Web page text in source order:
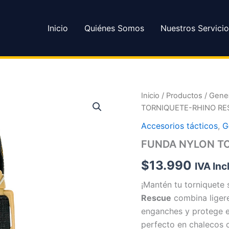
Inicio Quiénes Somos Nuestros
Inicio / Productos /
TORNIQUETE-RHINO
Accesorios tácticos,
FUNDA NYLON
$13.990 IVA
¡Mantén tu
Rescue combina
enganches y protege
perfecto en chalecos
FUNDA
NYLON
RHINO
cantidad